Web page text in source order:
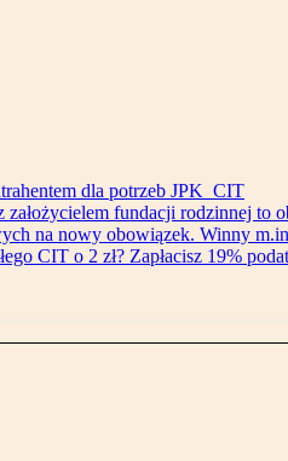
dla potrzeb JPK_CIT
fundacji rodzinnej to
na nowy obowiązek. Winny
CIT o 2 zł? Zapłacisz 19%